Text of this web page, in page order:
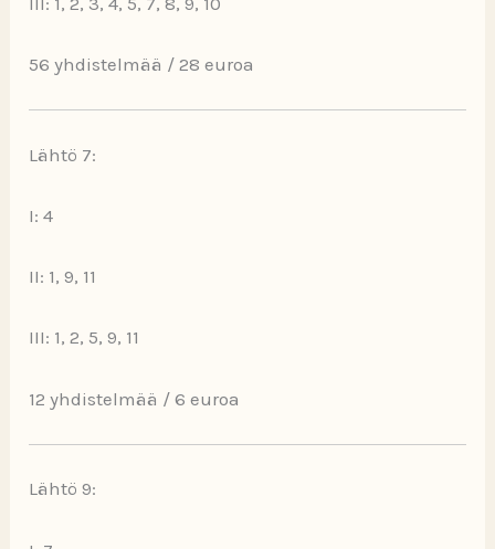
56 yhdistelmää / 28 euroa
Lähtö 7:
I: 4
II: 1, 9, 11
III: 1, 2, 5, 9, 11
12 yhdistelmää / 6 euroa
Lähtö 9: